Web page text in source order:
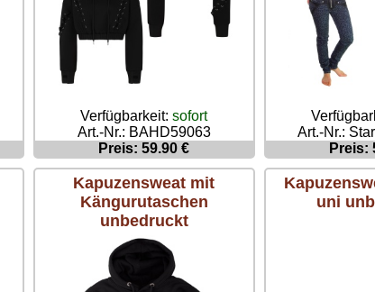
Verfügbarkeit:sofort
Art.-Nr.: BAHD59063
Preis: 59.90 €
Art.-Nr.:
Preis:
Kapuzensweat mit
Kängurutaschen
unbedruckt
uni